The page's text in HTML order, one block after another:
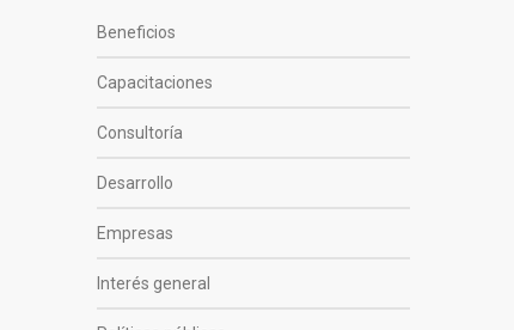
Beneficios
Capacitaciones
Consultoría
Desarrollo
Empresas
Interés general